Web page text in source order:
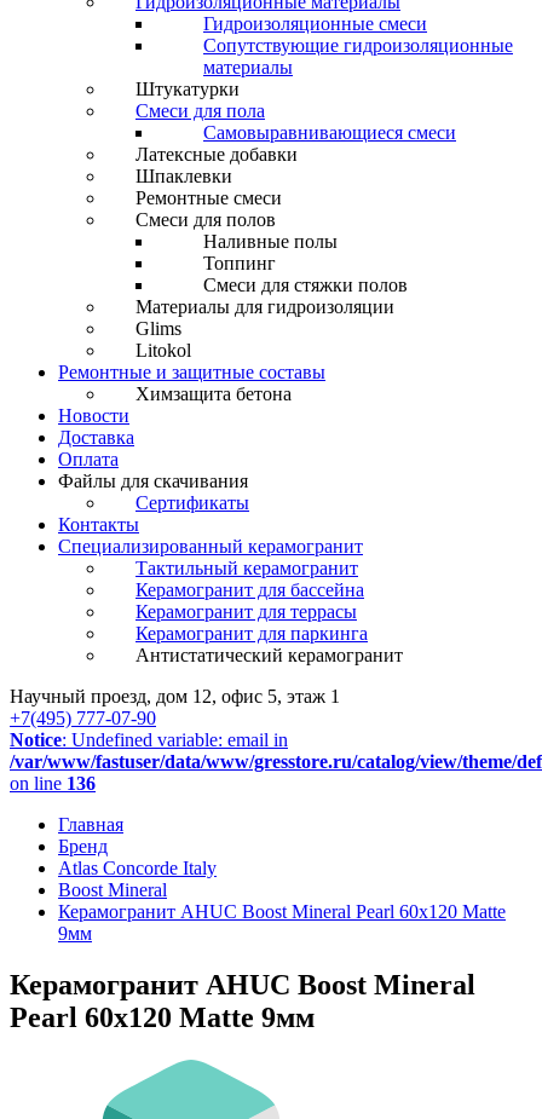
Гидроизоляционные смеси
Сопутствующие гидроизоляционные
материалы
Штукатурки
Смеси для пола
Самовыравнивающиеся смеси
Латексные добавки
Шпаклевки
Ремонтные смеси
Смеси для полов
Наливные полы
Топпинг
Смеси для стяжки полов
Материалы для гидроизоляции
Glims
Litokol
Ремонтные и защитные составы
Химзащита бетона
Новости
Доставка
Оплата
Файлы для скачивания
Сертификаты
Контакты
Специализированный керамогранит
Тактильный керамогранит
Керамогранит для бассейна
Керамогранит для террасы
Керамогранит для паркинга
Антистатический керамогранит
Научный проезд, дом 12, офис 5, этаж 1
+7(495) 777-07-90
Notice: Undefined variable: email in
/var/www/fastuser/data/www/gresstore.ru/catalog/view/theme/
on line 136
Главная
Бренд
Atlas Concorde Italy
Boost Mineral
Керамогранит AHUC Boost Mineral Pearl 60x120 Matte
9мм
Керамогранит AHUC Boost Mineral
Pearl 60x120 Matte 9мм